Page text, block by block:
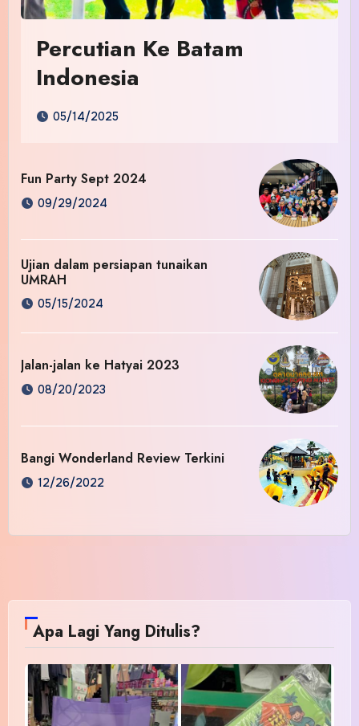
Percutian Ke Batam
Indonesia
05/14/2025
Fun Party Sept 2024
09/29/2024
Ujian dalam persiapan tunaikan
UMRAH
05/15/2024
Jalan-jalan ke Hatyai 2023
08/20/2023
Bangi Wonderland Review Terkini
12/26/2022
Apa Lagi Yang Ditulis?